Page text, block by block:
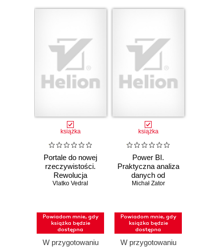
książka
Portale do nowej
rzeczywistości.
Rewolucja
kwantowa i pięć
Vlatko Vedral
Powiadom mnie, gdy
książka będzie
dostępna
W przygotowaniu
książka
Power BI.
Praktyczna analiza
danych od
podstaw
Michał Zator
Powiadom mnie, gdy
książka będzie
dostępna
W przygotowaniu